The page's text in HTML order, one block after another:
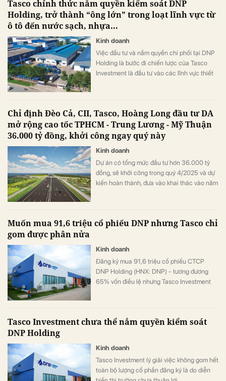
Tasco chính thức nắm quyền kiểm soát DNP
Holding, trở thành “ông lớn” trong loạt lĩnh vực từ
ô tô đến nước sạch, nhựa…
Kinh doanh
Việc đầu tư và nắm quyền chi phối tại DNP
Holding là bước đi chiến lược của Tasco
Investment là đầu tư vào các lĩnh vực thiết
Chỉ định Đèo Cả, CII, Tasco, Hoàng Long đầu tư DA
mở rộng cao tốc TPHCM - Trung Lương - Mỹ Thuận
36.000 tỷ đồng, khởi công ngay quý này
Kinh doanh
Dự án có tổng mức đầu tư hơn 36.000 tỷ
đồng, sẽ khởi công trong quý 4/2025 và dự
kiến hoàn thành, đưa vào khai thác vào năm
Muốn mua 91,6 triệu cổ phiếu DNP nhưng Tasco chỉ
gom được phân nửa
Kinh doanh
Đăng ký mua 91,6 triệu cổ phiếu CTCP
DNP Holding (HNX: DNP) - tương đương
65% vốn điều lệ nhưng Tasco Investment
Tasco Investment chưa thể nắm quyền kiểm soát
DNP Holding
Kinh doanh
Tasco Investment lý giải việc không gom hết
toàn bộ lượng cổ phần đăng ký là do diễn